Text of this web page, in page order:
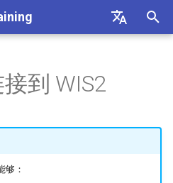
Français
中文
Русский
到 WIS2
够：